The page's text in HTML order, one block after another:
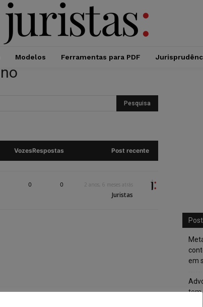
Modelos Ferramentas para PDF
VozesRespostas Post recente
0 0 2 anos, 6 meses atrás
Juristas
em
tem